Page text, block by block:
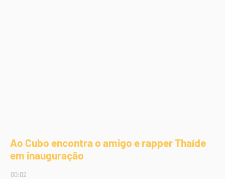
Ao Cubo encontra o amigo e rapper Thaíde
em inauguração
00:02